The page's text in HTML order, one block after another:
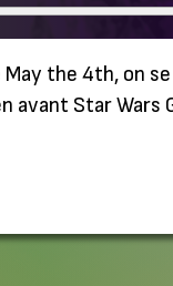
the 4th, on
avant Star Wars